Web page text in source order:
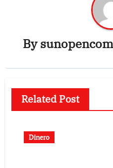
By
Related Post
Dinero